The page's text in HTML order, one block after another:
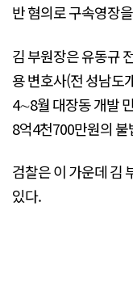
반 혐의로 구속영장
김 부원장은 유동규
용 변호사(전 성남도
4∼8월 대장동 개발
8억4천700만원의
검찰은 이 가운데 김
있다.